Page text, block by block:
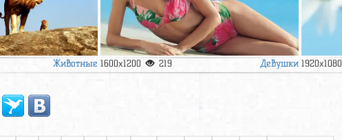
Животные 1600x1200 219 Девушки 1920x1080